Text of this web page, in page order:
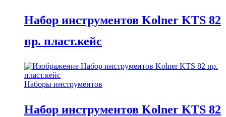
Набор инструментов Kolner KTS 82
пр. пласт.кейс
Наборы инструментов
Набор инструментов Kolner KTS 82